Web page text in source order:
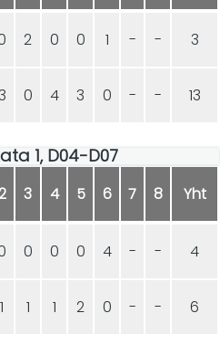
2 0 0 1 - - 3
0 4 3 0 - - 13
1, D04-D07
2 3 4 5 6 7 8 Yht
0 0 0 4 - - 4
1 1 1 2 0 - - 6